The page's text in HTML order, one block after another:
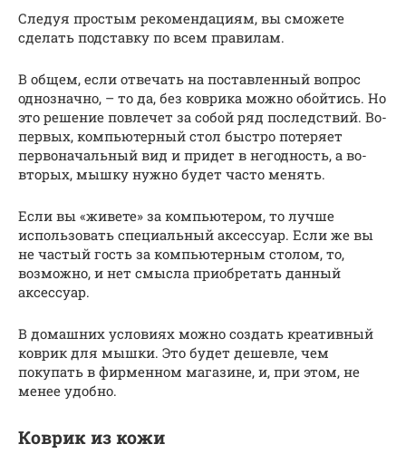
Следуя простым рекомендациям, вы сможете
сделать подставку по всем правилам.
В общем, если отвечать на поставленный вопрос
однозначно, – то да, без коврика можно обойтись. Но
это решение повлечет за собой ряд последствий. Во-
первых, компьютерный стол быстро потеряет
первоначальный вид и придет в негодность, а во-
вторых, мышку нужно будет часто менять.
Если вы «живете» за компьютером, то лучше
использовать специальный аксессуар. Если же вы
не частый гость за компьютерным столом, то,
возможно, и нет смысла приобретать данный
аксессуар.
В домашних условиях можно создать креативный
коврик для мышки. Это будет дешевле, чем
покупать в фирменном магазине, и, при этом, не
менее удобно.
Коврик из кожи